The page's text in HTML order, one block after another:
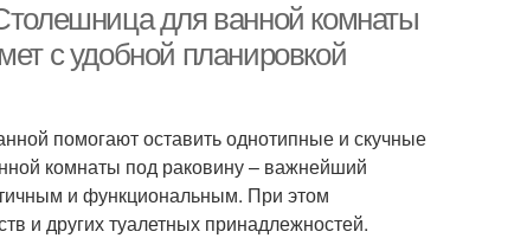
для ванной комнаты
с удобной планировкой
помогают оставить однотипные и скучные
комнаты под раковину – важнейший
и функциональным. При этом
и других туалетных принадлежностей.